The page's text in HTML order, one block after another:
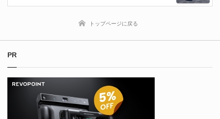
トップページに戻る
PR